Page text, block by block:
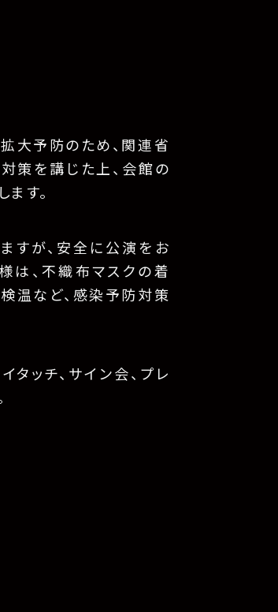
大予防のため、関連省
策を講じた上、会館の
す。
すが、安全に公演をお
は、不織布マスクの着
検温など、感染予防対策
ッチ、サイン会、プレ